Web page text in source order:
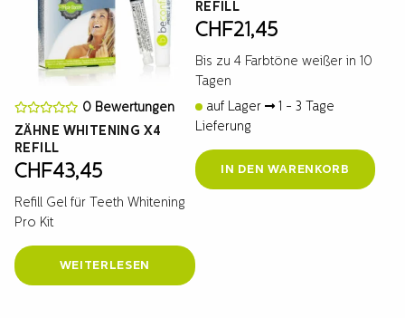
0 Bewertungen
ZÄHNE WHITENING X4
REFILL
CHF43,45
Refill Gel für Teeth Whitening
Pro Kit
WEITERLESEN
REFILL
CHF21,45
Bis zu 4 Farbtöne weißer in 10
Tagen
auf Lager
1 - 3 Tage
Lieferung
IN DEN WARENKORB